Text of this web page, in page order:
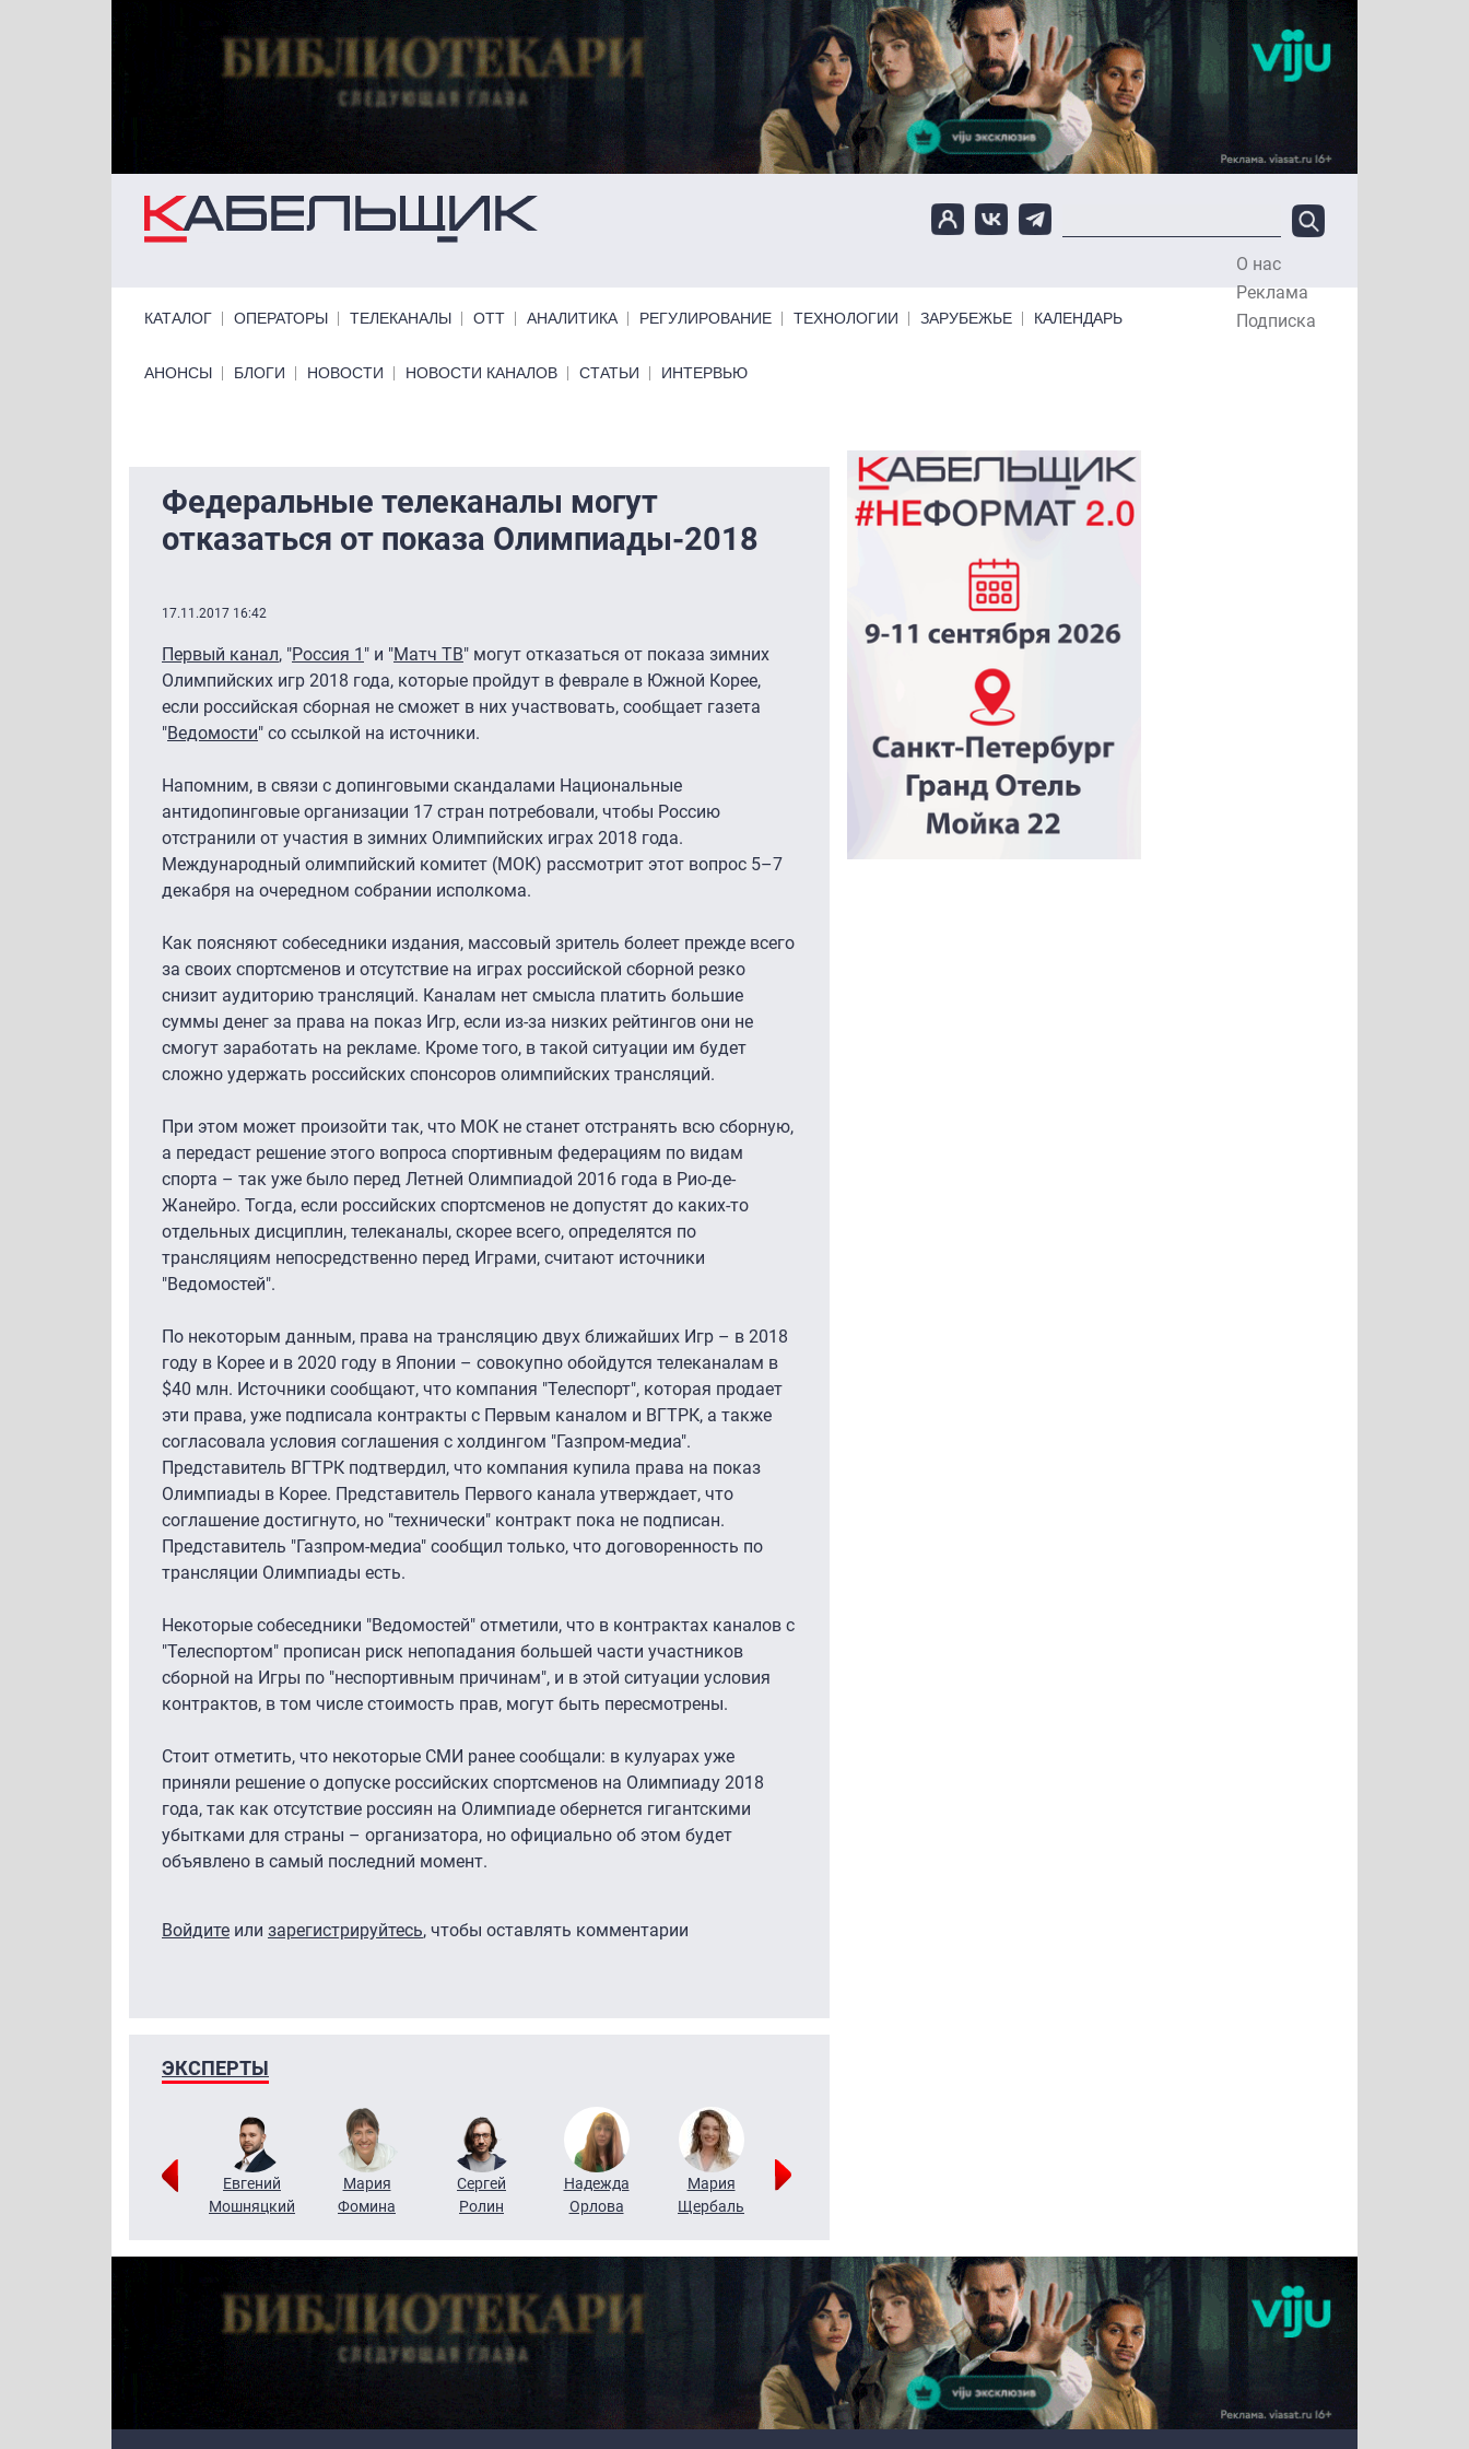
О нас
Реклама
Подписка
КАТАЛОГ ОПЕРАТОРЫ ТЕЛЕКАНАЛЫ ОТТ АНАЛИТИКА РЕГУЛИРОВАНИЕ ТЕХНОЛОГИИ ЗАРУБЕЖЬЕ КАЛЕНДАРЬ
Primary links bottom
АНОНСЫ БЛОГИ НОВОСТИ НОВОСТИ КАНАЛОВ СТАТЬИ ИНТЕРВЬЮ
Федеральные телеканалы могут
отказаться от показа Олимпиады-2018
17.11.2017 16:42
Первый канал, "Россия 1 " и "Матч ТВ" могут отказаться от показа зимних
Олимпийских игр 2018 года, которые пройдут в феврале в Южной Корее,
если российская сборная не сможет в них участвовать, сообщает газета
"Ведомости" со ссылкой на источники.
Напомним, в связи с допинговыми скандалами Национальные
антидопинговые организации 17 стран потребовали, чтобы Россию
отстранили от участия в зимних Олимпийских играх 2018 года.
Международный олимпийский комитет (МОК) рассмотрит этот вопрос 5–7
декабря на очередном собрании исполкома.
Как поясняют собеседники издания, массовый зритель болеет прежде всего
за своих спортсменов и отсутствие на играх российской сборной резко
снизит аудиторию трансляций. Каналам нет смысла платить большие
суммы денег за права на показ Игр, если из-за низких рейтингов они не
смогут заработать на рекламе. Кроме того, в такой ситуации им будет
сложно удержать российских спонсоров олимпийских трансляций.
При этом может произойти так, что МОК не станет отстранять всю сборную,
а передаст решение этого вопроса спортивным федерациям по видам
спорта – так уже было перед Летней Олимпиадой 2016 года в Рио-де-
Жанейро. Тогда, если российских спортсменов не допустят до каких-то
отдельных дисциплин, телеканалы, скорее всего, определятся по
трансляциям непосредственно перед Играми, считают источники
"Ведомостей".
По некоторым данным, права на трансляцию двух ближайших Игр – в 2018
году в Корее и в 2020 году в Японии – совокупно обойдутся телеканалам в
$40 млн. Источники сообщают, что компания "Телеспорт", которая продает
эти права, уже подписала контракты с Первым каналом и ВГТРК, а также
согласовала условия соглашения с холдингом "Газпром-медиа".
Представитель ВГТРК подтвердил, что компания купила права на показ
Олимпиады в Корее. Представитель Первого канала утверждает, что
соглашение достигнуто, но "технически" контракт пока не подписан.
Представитель "Газпром-медиа" сообщил только, что договоренность по
трансляции Олимпиады есть.
Некоторые собеседники "Ведомостей" отметили, что в контрактах каналов с
"Телеспортом" прописан риск непопадания большей части участников
сборной на Игры по "неспортивным причинам", и в этой ситуации условия
контрактов, в том числе стоимость прав, могут быть пересмотрены.
Стоит отметить, что некоторые СМИ ранее сообщали: в кулуарах уже
приняли решение о допуске российских спортсменов на Олимпиаду 2018
года, так как отсутствие россиян на Олимпиаде обернется гигантскими
убытками для страны – организатора, но официально об этом будет
объявлено в самый последний момент.
Войдите или зарегистрируйтесь, чтобы оставлять комментарии
ЭКСПЕРТЫ
Виктор
Евгений
Мошняцкий
Мария
Фомина
Сергей
Ролин
Надежда
Орлова
Мария
Щербаль